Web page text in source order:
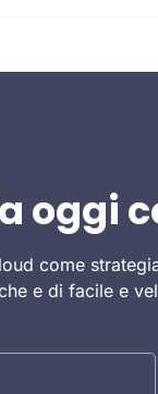
oggi
come
e di facile e